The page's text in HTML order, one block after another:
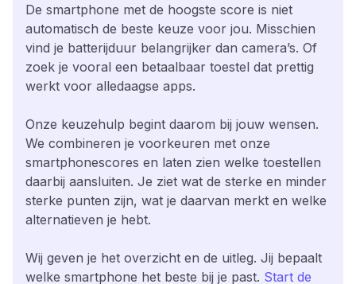
De smartphone met de hoogste score is niet
automatisch de beste keuze voor jou. Misschien
vind je batterijduur belangrijker dan camera’s. Of
zoek je vooral een betaalbaar toestel dat prettig
werkt voor alledaagse apps.
Onze keuzehulp begint daarom bij jouw wensen.
We combineren je voorkeuren met onze
smartphonescores en laten zien welke toestellen
daarbij aansluiten. Je ziet wat de sterke en minder
sterke punten zijn, wat je daarvan merkt en welke
alternatieven je hebt.
Wij geven je het overzicht en de uitleg. Jij bepaalt
welke smartphone het beste bij je past. Start de